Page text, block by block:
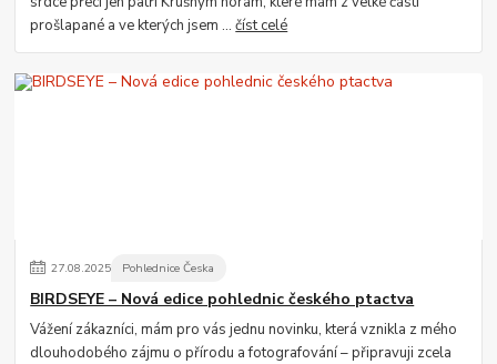
prošlapané a ve kterých jsem ...číst celé
27.08.2025 Pohlednice Česka
BIRDSEYE – Nová edice pohlednic českého ptactva
Vážení zákazníci, mám pro vás jednu novinku, která vznikla z mého
dlouhodobého zájmu o přírodu a fotografování – připravuji zcela